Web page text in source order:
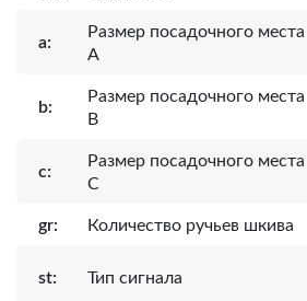
a:
Размер посадочного места
A
b:
Размер посадочного места
B
c:
Размер посадочного места
C
gr: Количество ручьев шкива
st: Тип сигнала